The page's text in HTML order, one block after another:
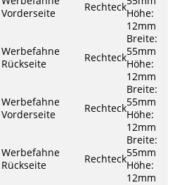
Vorderseite
RechteckHöhe:
12mm
Werbefahne
Rückseite
Rechteck
Breite:
55mm
Höhe:
12mm
Werbefahne
Vorderseite
Rechteck
Breite:
55mm
Höhe:
12mm
Werbefahne
Rückseite
Rechteck
Breite:
55mm
Höhe:
12mm